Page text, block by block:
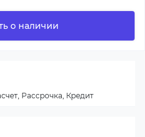
о наличии
Рассрочка, Кредит